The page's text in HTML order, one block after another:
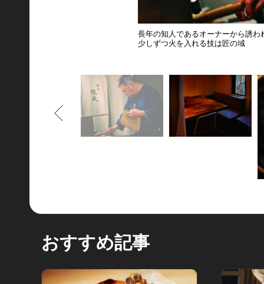
長年の知人であるオーナーから誘
少しずつ火を入れる技は匠の域
もどる
おすすめ記事